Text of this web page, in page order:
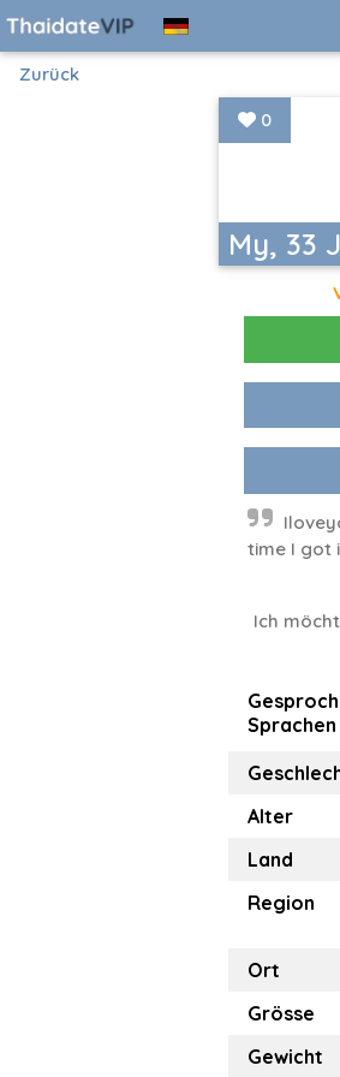
Zurück
My, 33
0
time I got
Ich
Sprachen
Alter
Land
Region
Ort
Grösse
Gewicht